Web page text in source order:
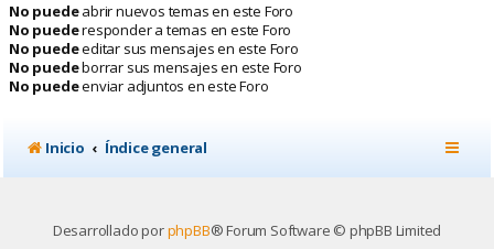
No puedeabrir nuevos temas en este Foro
No puederesponder a temas en este Foro
No puedeeditar sus mensajes en este Foro
No puedeborrar sus mensajes en este Foro
No puedeenviar adjuntos en este Foro
Inicio Índice general
Desarrollado porphpBB® Forum Software © phpBB Limited